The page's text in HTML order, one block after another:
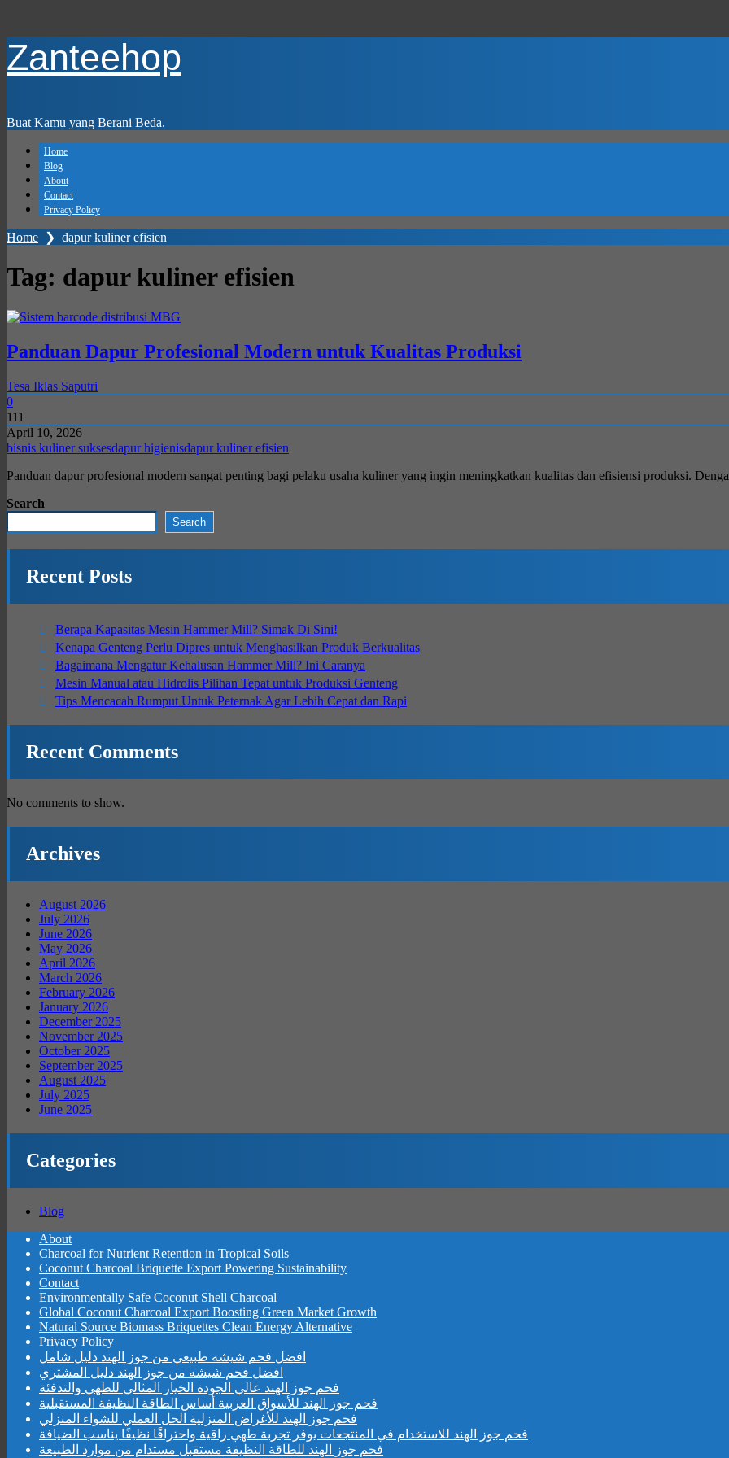
Skip
to
main
Zanteehop
Buat Kamu yang Berani Beda.
Home
Blog
About
Contact
Privacy Policy
Home ❯ dapur kuliner efisien
Tag: dapur kuliner efisien
Panduan Dapur Profesional Modern untuk Kualitas Produksi
Tesa Iklas Saputri
0
111
April 10, 2026
bisnis kuliner suksesdapur higienisdapur kuliner efisien
Panduan dapur profesional modern sangat penting bagi pelaku usaha kuliner yang ingin meningkatkan kualitas dan efisiensi produksi.
Search
Search
Recent Posts
Berapa Kapasitas Mesin Hammer Mill? Simak Di Sini!
Kenapa Genteng Perlu Dipres untuk Menghasilkan Produk Berkualitas
Bagaimana Mengatur Kehalusan Hammer Mill? Ini Caranya
Mesin Manual atau Hidrolis Pilihan Tepat untuk Produksi Genteng
Tips Mencacah Rumput Untuk Peternak Agar Lebih Cepat dan Rapi
Recent Comments
No comments to show.
Archives
August 2026
July 2026
June 2026
May 2026
April 2026
March 2026
February 2026
January 2026
December 2025
November 2025
October 2025
September 2025
August 2025
July 2025
June 2025
Categories
Blog
About
Charcoal for Nutrient Retention in Tropical Soils
Coconut Charcoal Briquette Export Powering Sustainability
Contact
Environmentally Safe Coconut Shell Charcoal
Global Coconut Charcoal Export Boosting Green Market Growth
Natural Source Biomass Briquettes Clean Energy Alternative
Privacy Policy
افضل فحم شيشه طبيعي من جوز الهند دليل شامل
افضل فحم شيشه من جوز الهند دليل المشتري
فحم جوز الهند عالي الجودة الخيار المثالي للطهي والتدفئة
فحم جوز الهند للأسواق العربية أساس الطاقة النظيفة المستقبلية
فحم جوز الهند للأغراض المنزلية الحل العملي للشواء المنزلي
فحم جوز الهند للاستخدام في المنتجعات يوفر تجربة طهي راقية واحتراقًا نظيفًا يناسب الضيافة
فحم جوز الهند للطاقة النظيفة مستقبل مستدام من موارد الطبيعة